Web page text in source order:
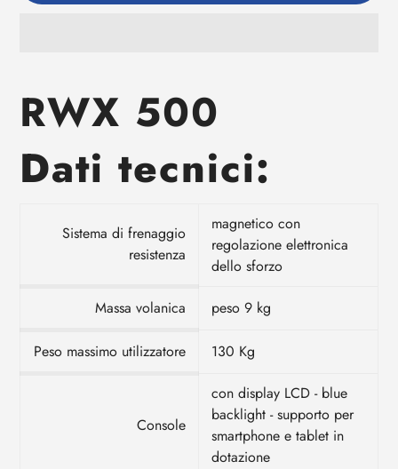
prodotto
carrello
RWX 500
Dati tecnici:
Sistema di frenaggio
resistenza
magnetico con
regolazione elettronica
dello sforzo
Massa volanica peso 9 kg
Peso massimo utilizzatore 130 Kg
Console
con display LCD - blue
backlight - supporto per
smartphone e tablet in
dotazione